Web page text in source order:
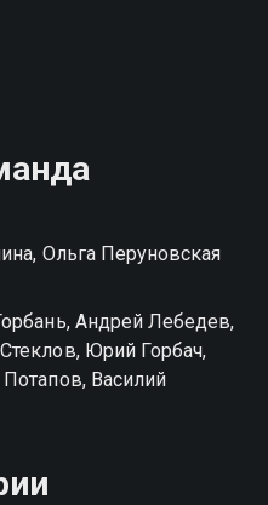
мотивацией
болезнь ее младшего
Ольга Перуновская
Андрей Лебедев,
Юрий Горбач,
Василий